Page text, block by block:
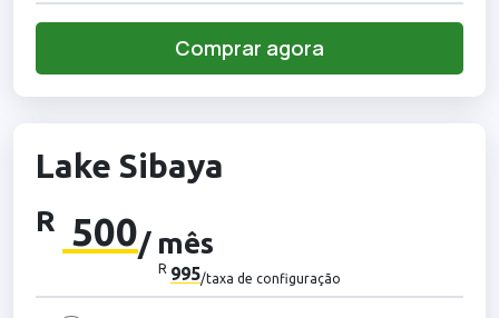
Comprar agora
Lake Sibaya
R 500/ mês
R 995/taxa de configuração